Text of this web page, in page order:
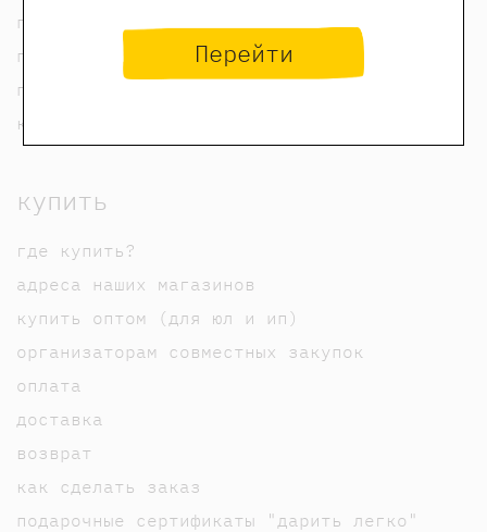
Перейти
политика конфиденциальности
публичная оферта
пользовательское соглашение
карта сайта
купить
где купить?
адреса наших магазинов
купить оптом (для юл и ип)
организаторам совместных закупок
оплата
доставка
возврат
как сделать заказ
подарочные сертификаты "дарить легко"